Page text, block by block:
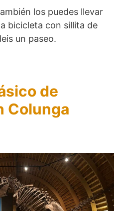
los puedes llevar
bicicleta con sillita de
un paseo.
de
Colunga